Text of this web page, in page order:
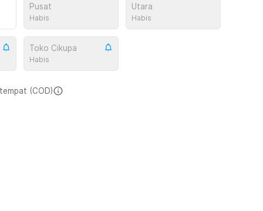
Pusat
Habis
Utara
Habis
Toko Cikupa
Habis
(COD)